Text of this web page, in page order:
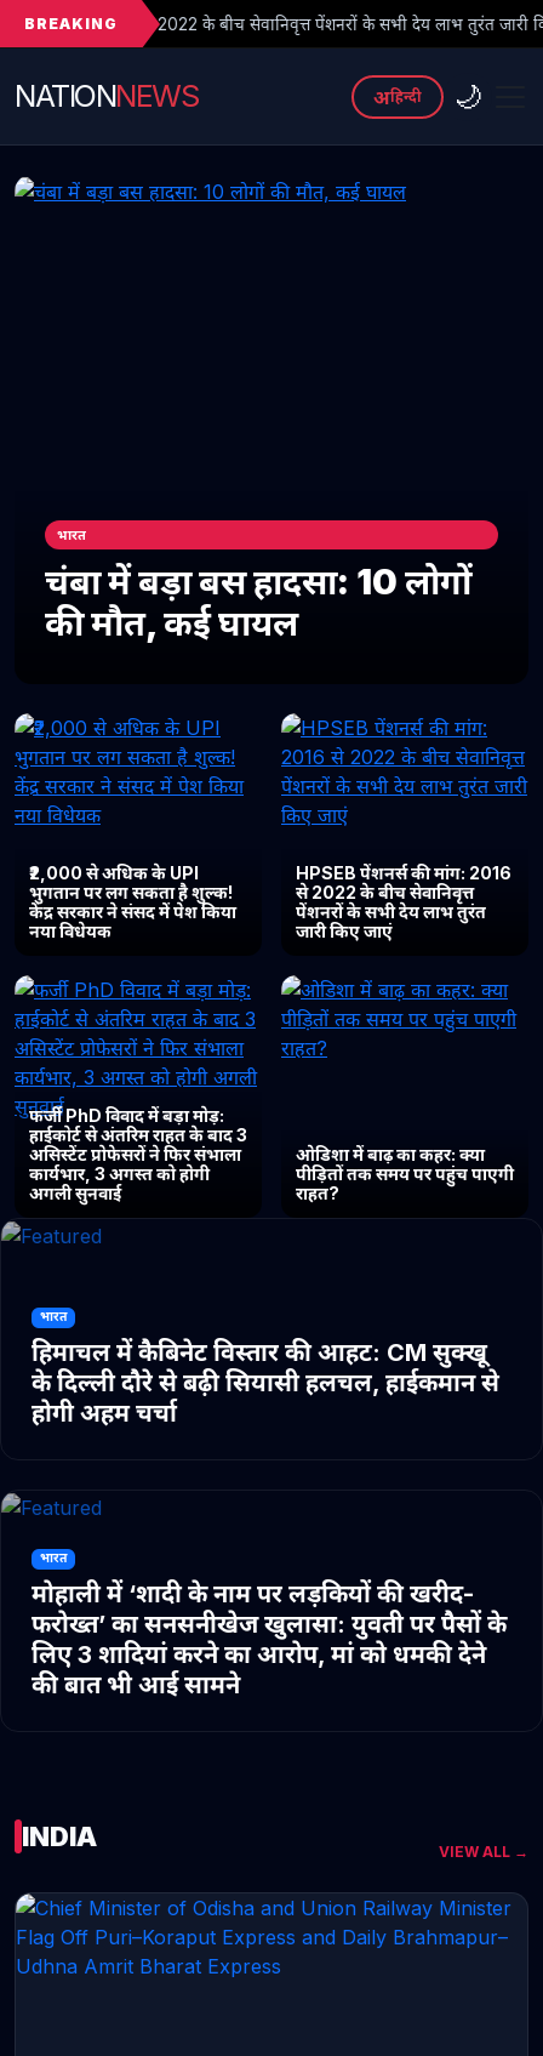
BREAKING
के बीच सेवानिवृत्त पेंशनरों के सभी देय लाभ तुरंत जारी किए जाएं ●
NATIONNEWS अहिन्दी 🌙
भारत
चंबा में बड़ा बस हादसा: 10 लोगों
की मौत, कई घायल
₹2,000 से अधिक के UPI
भुगतान पर लग सकता है शुल्क!
केंद्र सरकार ने संसद में पेश किया
नया विधेयक
HPSEB पेंशनर्स की मांग: 2016
से 2022 के बीच सेवानिवृत्त
पेंशनरों के सभी देय लाभ तुरंत
जारी किए जाएं
फर्जी PhD विवाद में बड़ा मोड़:
हाईकोर्ट से अंतरिम राहत के बाद 3
असिस्टेंट प्रोफेसरों ने फिर संभाला
कार्यभार, 3 अगस्त को होगी
अगली सुनवाई
ओडिशा में बाढ़ का कहर: क्या
पीड़ितों तक समय पर पहुंच पाएगी
राहत?
भारत
हिमाचल में कैबिनेट विस्तार की आहट: CM सुक्खू
के दिल्ली दौरे से बढ़ी सियासी हलचल, हाईकमान से
होगी अहम चर्चा
भारत
मोहाली में ‘शादी के नाम पर लड़कियों की खरीद-
फरोख्त’ का सनसनीखेज खुलासा: युवती पर पैसों के
लिए 3 शादियां करने का आरोप, मां को धमकी देने
की बात भी आई सामने
INDIA VIEW ALL →